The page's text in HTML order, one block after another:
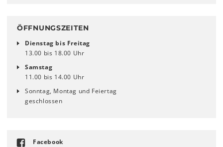
ÖFFNUNGSZEITEN
Dienstag bis Freitag
13.00 bis 18.00 Uhr
Samstag
11.00 bis 14.00 Uhr
Sonntag, Montag und Feiertag
geschlossen
Facebook